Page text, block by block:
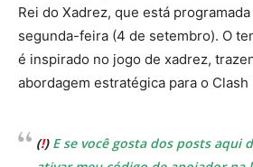
Rei do Xadrez, que está
segunda-feira (4 de setembro). O
é inspirado no jogo de xadrez,
abordagem estratégica para o Clash
(!) E se você gosta dos posts aqui